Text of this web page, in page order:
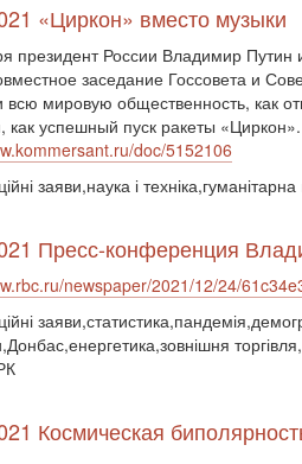
«Циркон» вместо музыки
президент России Владимир
заседание Госсовета и
всю мировую общественность, как
как успешный пуск ракеты «Циркон».
doc/5152106
заяви,наука і техніка,гуманітарна
Пресс-конференция
newspaper/2021/12/24/
Космическая